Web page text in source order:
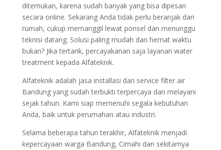
ditemukan, karena sudah banyak yang bisa dipesan
secara online. Sekarang Anda tidak perlu beranjak dari
rumah, cukup memanggil lewat ponsel dan menunggu
teknisi datang. Solusi paling mudah dan hemat waktu
bukan? Jika tertarik, percayakanan saja layanan water
treatment kepada Alfateknik.
Alfateknik adalah jasa installasi dan service filter air
Bandung yang sudah terbukti terpercaya dan melayani
sejak tahun. Kami siap memenuhi segala kebutuhan
Anda, baik untuk perumahan atau industri.
Selama beberapa tahun terakhir, Alfateknik menjadi
kepercayaan warga Bandung, Cimahi dan sekitarnya